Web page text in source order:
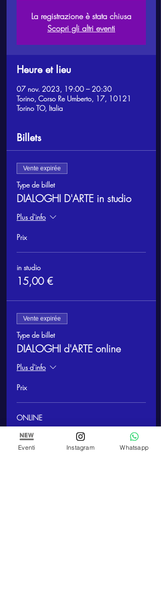
La registrazione è stata chiusa
Scopri gli altri eventi
Heure et lieu
07 nov. 2023, 19:00 – 20:30
Torino, Corso Re Umberto, 17, 10121
Torino TO, Italia
Billets
Vente expirée
Type de billet
DIALOGHI D'ARTE in studio
Plus d'info
Prix
in studio
15,00 €
Vente expirée
Type de billet
DIALOGHI d'ARTE online
Plus d'info
Prix
ONLINE
10,00 €
Eventi Instagram Whatsapp